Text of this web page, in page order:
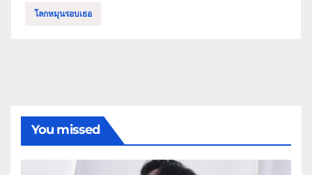
โลกหมุนรอบเธอ
You missed